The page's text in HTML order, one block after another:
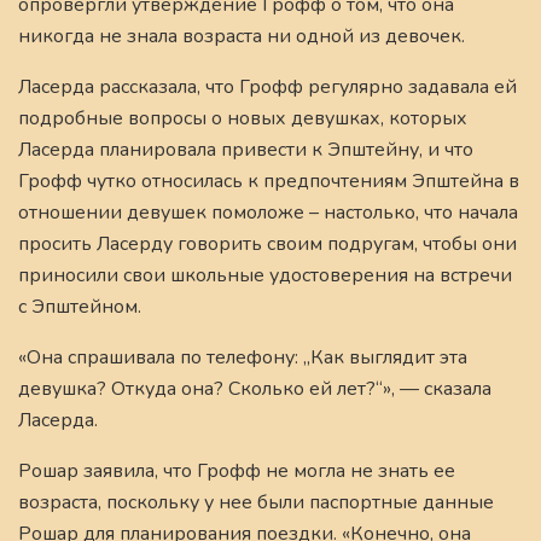
никогда не знала возраста ни одной из девочек.
Ласерда рассказала, что Грофф регулярно задавала ей
подробные вопросы о новых девушках, которых
Ласерда планировала привести к Эпштейну, и что
Грофф чутко относилась к предпочтениям Эпштейна в
отношении девушек помоложе – настолько, что начала
просить Ласерду говорить своим подругам, чтобы они
приносили свои школьные удостоверения на встречи
с Эпштейном.
«Она спрашивала по телефону: „Как выглядит эта
девушка? Откуда она? Сколько ей лет?“», — сказала
Ласерда.
Рошар заявила, что Грофф не могла не знать ее
возраста, поскольку у нее были паспортные данные
Рошар для планирования поездки. «Конечно, она